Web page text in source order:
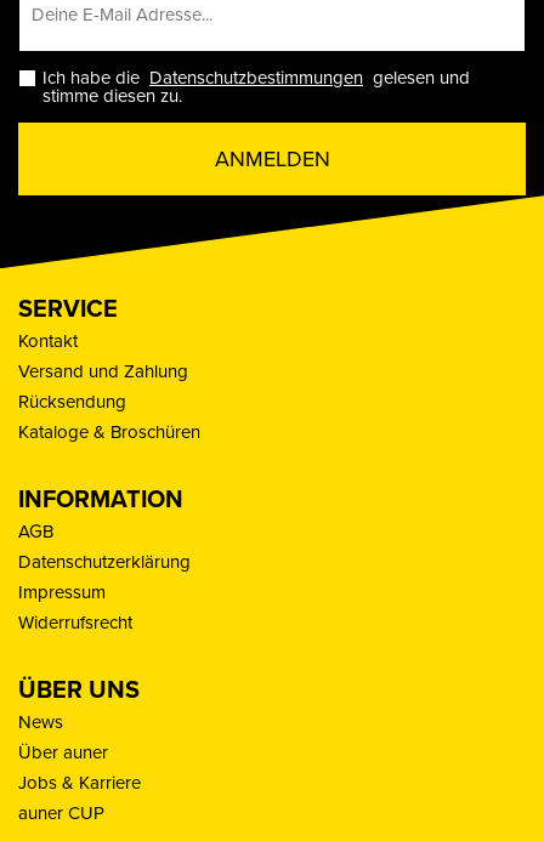
Ich habe die Datenschutzbestimmungen gelesen und
stimme diesen zu.
ANMELDEN
SERVICE
Kontakt
Versand und Zahlung
Rücksendung
Kataloge & Broschüren
INFORMATION
AGB
Datenschutzerklärung
Impressum
Widerrufsrecht
ÜBER UNS
News
Über auner
Jobs & Karriere
auner CUP